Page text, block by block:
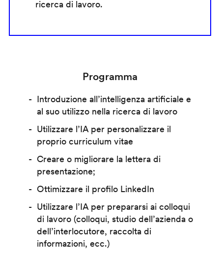
ricerca di lavoro.
Programma
Introduzione all’intelligenza artificiale e
al suo utilizzo nella ricerca di lavoro
Utilizzare l’IA per personalizzare il
proprio curriculum vitae
Creare o migliorare la lettera di
presentazione;
Ottimizzare il profilo LinkedIn
Utilizzare l’IA per prepararsi ai colloqui
di lavoro (colloqui, studio dell’azienda o
dell’interlocutore, raccolta di
informazioni, ecc.)